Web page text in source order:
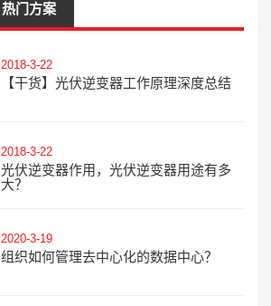
热门方案
2018-3-22
【干货】光伏逆变器工作原理深度总结
2018-3-22
光伏逆变器作用，光伏逆变器用途有多
大？
2020-3-19
组织如何管理去中心化的数据中心？